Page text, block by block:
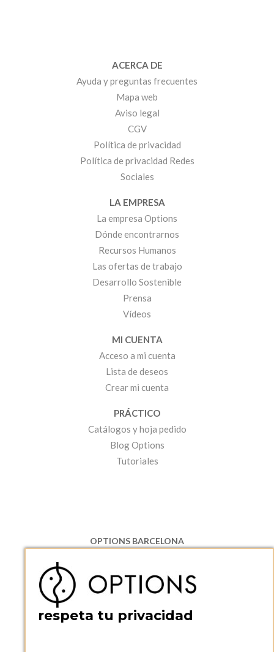
ACERCA DE
Ayuda y preguntas frecuentes
Mapa web
Aviso legal
CGV
Política de privacidad
Política de privacidad Redes
Sociales
LA EMPRESA
La empresa Options
Dónde encontrarnos
Recursos Humanos
Las ofertas de trabajo
Desarrollo Sostenible
Prensa
Vídeos
MI CUENTA
Acceso a mi cuenta
Lista de deseos
Crear mi cuenta
PRÁCTICO
Catálogos y hoja pedido
Blog Options
Tutoriales
OPTIONS BARCELONA
08130 Santa Perpetua de Moguda, Barcelona
ESPAñA
Teléfono:
+34 935 724 041
OPTIONS BARCELONA SHOWROOM
respeta tu privacidad